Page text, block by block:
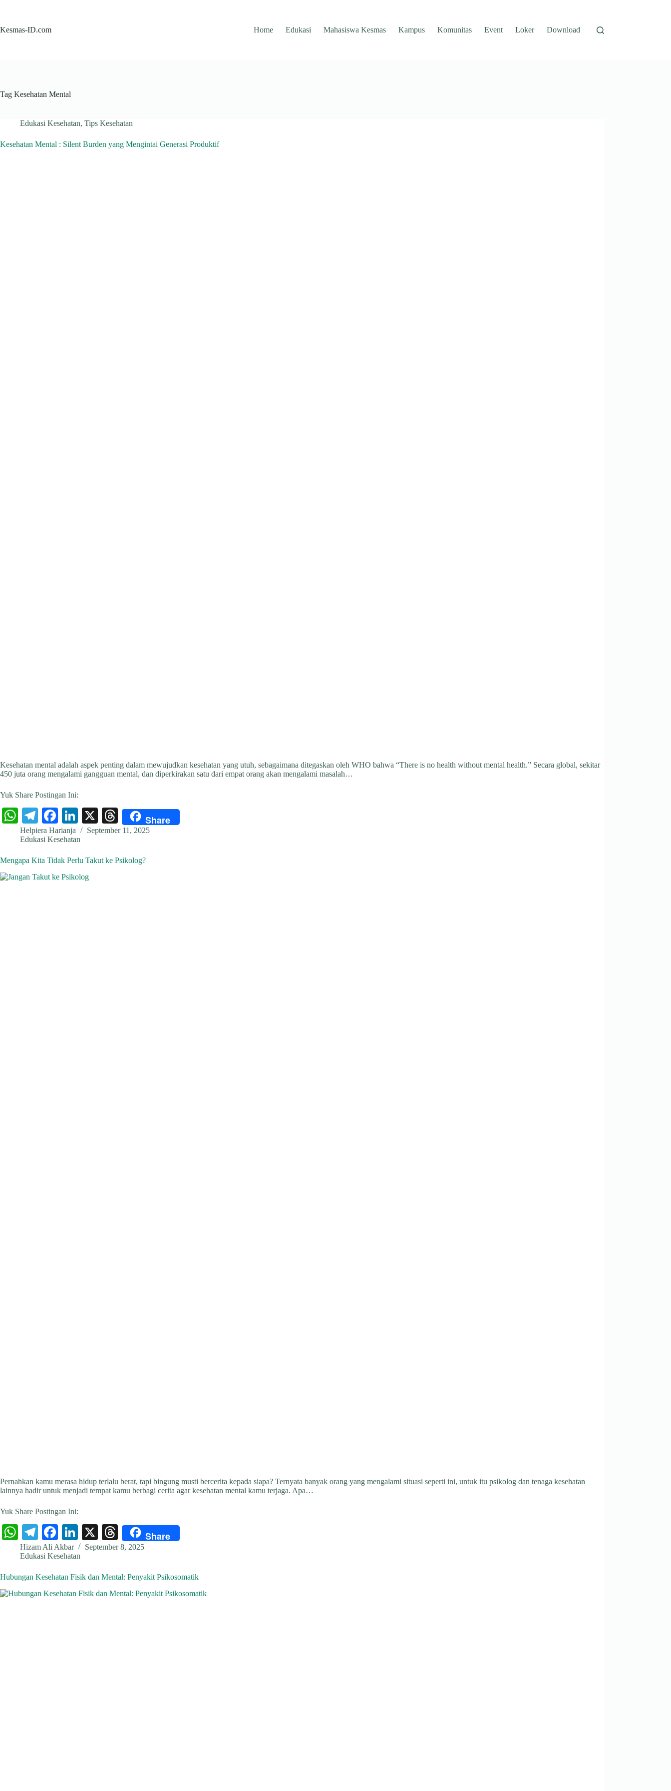
Kesmas-ID.com
Home Edukasi Mahasiswa Kesmas Kampus Komunitas Event Loker Download
Tag Kesehatan Mental
Edukasi Kesehatan, Tips Kesehatan
Kesehatan Mental : Silent Burden yang Mengintai Generasi Produktif
Kesehatan mental adalah aspek penting dalam mewujudkan kesehatan yang utuh, sebagaimana ditegaskan oleh WHO bahwa “There is no health without mental health.” Secara global, sekitar
450 juta orang mengalami gangguan mental, dan diperkirakan satu dari empat orang akan mengalami masalah…
Yuk Share Postingan Ini:
W
ha
ts
A
pp
Te
le
gr
a
m
Fa
ce
bo
ok
Li
nk
ed
In
X
T
hr
ds
Share
Helpiera Harianja
September 11, 2025
Edukasi Kesehatan
Mengapa Kita Tidak Perlu Takut ke Psikolog?
Pernahkan kamu merasa hidup terlalu berat, tapi bingung musti bercerita kepada siapa? Ternyata banyak orang yang mengalami situasi seperti ini, untuk itu psikolog dan tenaga kesehatan
lainnya hadir untuk menjadi tempat kamu berbagi cerita agar kesehatan mental kamu terjaga. Apa…
Yuk Share Postingan Ini:
W
ha
ts
A
pp
Te
le
gr
a
m
Fa
ce
bo
ok
Li
nk
ed
In
X
T
hr
ds
Share
Hizam Ali Akbar
September 8, 2025
Edukasi Kesehatan
Hubungan Kesehatan Fisik dan Mental: Penyakit Psikosomatik